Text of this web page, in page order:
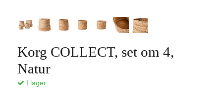
Korg COLLECT, set om 4,
Natur
I lager.